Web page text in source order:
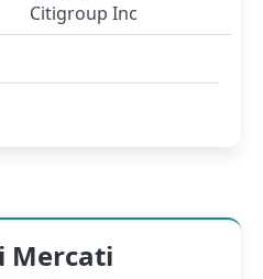
Citigroup Inc
Mercati